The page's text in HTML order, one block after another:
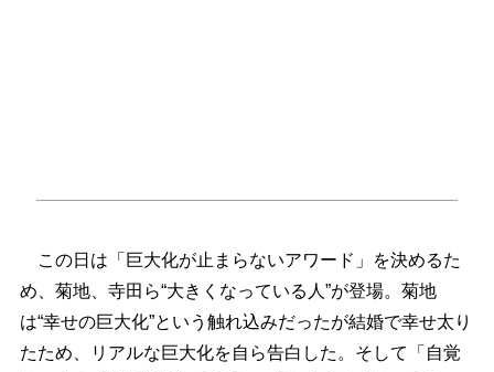
この日は「巨大化が止まらないアワード」を決めるた
め、菊地、寺田ら“大きくなっている人”が登場。菊地
は“幸せの巨大化”という触れ込みだったが結婚で幸せ太り
たため、リアルな巨大化を自ら告白した。そして「自覚